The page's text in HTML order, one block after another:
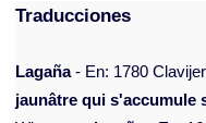
Traducciones
Lagaña- En: 1780
jaunâtre qui s'accumule